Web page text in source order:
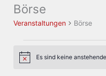
Börse
Veranstaltungen Börse
HinweisEs sind keine